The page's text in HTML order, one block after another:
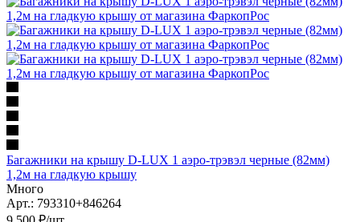
Багажники на крышу D-LUX 1 аэро-трэвэл черные (82мм)
1,2м на гладкую крышу
Много
Арт.: 793310+846264